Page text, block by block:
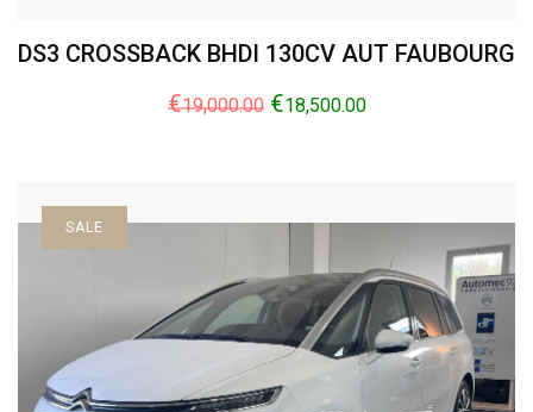
DS3 CROSSBACK BHDI 130CV AUT FAUBOURG
€19,000.00 €18,500.00
SALE